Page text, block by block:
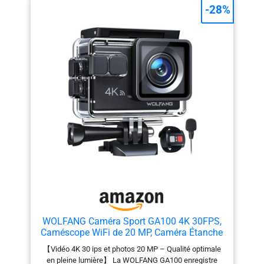
facilement à chaque instant. 【Boîtier étanche 30M】
sous-marine peut plonger jusqu'à 30M. Vous aider à
enregistrer un moment de sports nautiques réaliste.
【Des tonnes de kits d'accessoires gratuits】 Inclure
des accessoires pouvant attacher la caméra d'action
sportive aux vélos, casques, planches à roulettes,
autocollants, etc. Vous pourriez vous amuser
davantage avec ce sport que vous aimez.
WOLFANG Caméra Sport GA100 4K 30FPS,
Caméscope WiFi de 20 MP, Caméra Étanche
sous-Marine 40 m avec Double Microphone,
télécommande, EIS Anti-Vibration, Batterie 2
【Vidéo 4K 30 ips et photos 20 MP – Qualité optimale
en pleine lumière】 La WOLFANG GA100 enregistre
-28%